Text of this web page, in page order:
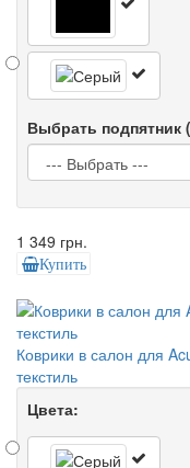
Выбрать подпятник
1 349 грн.
Купить
Коврики в салон для
текстиль
Цвета: